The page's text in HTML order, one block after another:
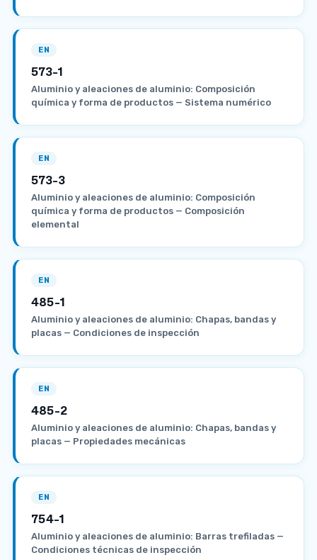
EN
573-1
Aluminio y aleaciones de aluminio: Composición
química y forma de productos — Sistema numérico
EN
573-3
Aluminio y aleaciones de aluminio: Composición
química y forma de productos — Composición
elemental
EN
485-1
Aluminio y aleaciones de aluminio: Chapas, bandas y
placas — Condiciones de inspección
EN
485-2
Aluminio y aleaciones de aluminio: Chapas, bandas y
placas — Propiedades mecánicas
EN
754-1
Aluminio y aleaciones de aluminio: Barras trefiladas —
Condiciones técnicas de inspección